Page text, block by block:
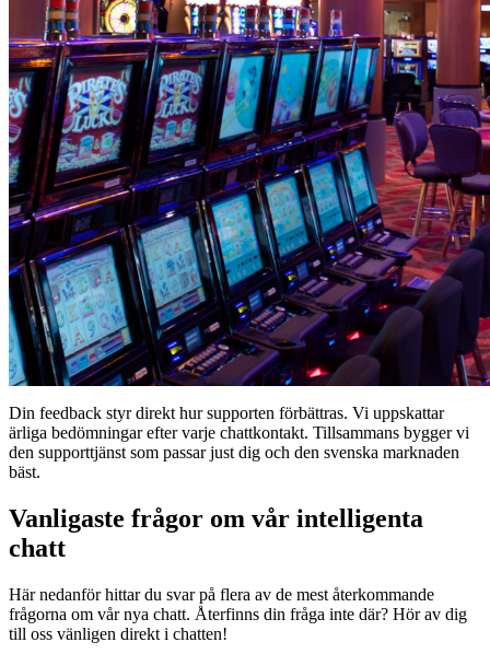
Din feedback styr direkt hur supporten förbättras. Vi uppskattar
ärliga bedömningar efter varje chattkontakt. Tillsammans bygger vi
den supporttjänst som passar just dig och den svenska marknaden
bäst.
Vanligaste frågor om vår intelligenta
chatt
Här nedanför hittar du svar på flera av de mest återkommande
frågorna om vår nya chatt. Återfinns din fråga inte där? Hör av dig
till oss vänligen direkt i chatten!